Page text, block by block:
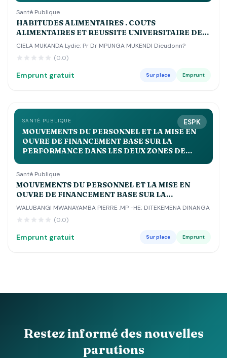
Santé Publique
HABITUDES ALIMENTAIRES . COUTS
ALIMENTAIRES ET REUSSITE UNIVERSITAIRE DES
ETUDIANTS DE L'UNIVERSITE DE KINSHASA
CIELA MUKANDA Lydie; Pr Dr MPUNGA MUKENDI Dieudonn?
(0.0)
Emprunt gratuit Sur place Emprunt
ESPK
SANTÉ PUBLIQUE
MOUVEMENTS DU PERSONNEL ET LA MISE EN
OUVRE DE FINANCEMENT BASE SUR LA
PERFORMANCE DANS LES DEUX ZONES DE
MANIEMA MA
Santé Publique
MOUVEMENTS DU PERSONNEL ET LA MISE EN
OUVRE DE FINANCEMENT BASE SUR LA
PERFORMANCE DANS LES DEUX ZONES DE SANTE
WALUBANGI MWANAYAMBA PIERRE .MP -HE; DITEKEMENA DINANGA
(0.0)
Emprunt gratuit Sur place Emprunt
Restez informé des nouvelles
parutions